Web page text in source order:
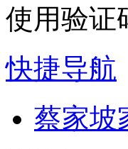
使用验证
快捷导航
蔡家坡